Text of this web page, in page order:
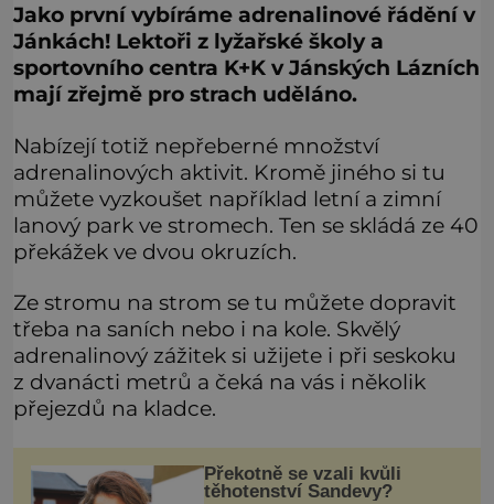
Jako první vybíráme adrenalinové řádění v
Jánkách! Lektoři z lyžařské školy a
sportovního centra K+K v Jánských Lázních
mají zřejmě pro strach uděláno.
Nabízejí totiž nepřeberné množství
adrenalinových aktivit. Kromě jiného si tu
můžete vyzkoušet například letní a zimní
lanový park ve stromech. Ten se skládá ze 40
překážek ve dvou okruzích.
Ze stromu na strom se tu můžete dopravit
třeba na saních nebo i na kole. Skvělý
adrenalinový zážitek si užijete i při seskoku
z dvanácti metrů a čeká na vás i několik
přejezdů na kladce.
Překotně se vzali kvůli
těhotenství Sandevy?